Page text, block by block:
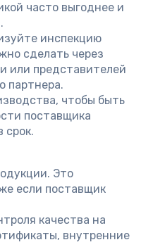
часто выгоднее и
инспекцию
сделать через
или представителей
партнера.
чтобы быть
поставщика
срок.
Это
если поставщик
качества на
внутренние